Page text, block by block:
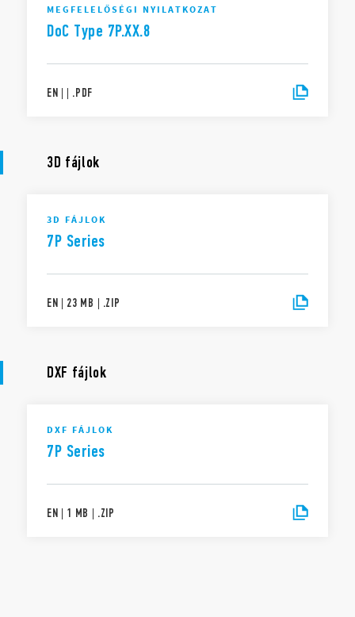
MEGFELELŐSÉGI NYILATKOZAT
DoC Type 7P.XX.8
EN | | .PDF
3D fájlok
3D FÁJLOK
7P Series
EN | 23 MB | .ZIP
DXF fájlok
DXF FÁJLOK
7P Series
EN | 1 MB | .ZIP